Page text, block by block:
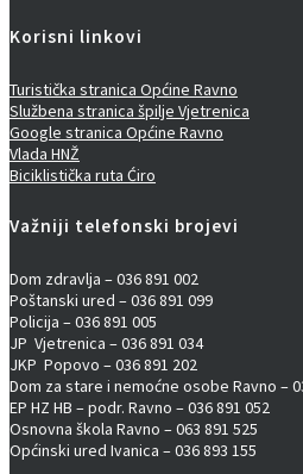
Korisni linkovi
Turistička stranica Općine Ravno
Službena stranica špilje Vjetrenica
Google stranica Općine Ravno
Vlada HNŽ
Biciklistička ruta Ćiro
Važniji telefonski brojevi
Dom zdravlja – 036 891 002
Poštanski ured – 036 891 099
Policija – 036 891 005
JP Vjetrenica – 036 891 034
JKP Popovo – 036 891 202
Dom za stare i nemoćne osobe Ravno –
EP HZ HB – podr. Ravno – 036 891 052
Osnovna škola Ravno – 063 891 525
Općinski ured Ivanica – 036 893 155